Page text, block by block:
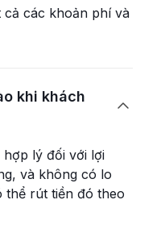
cả các khoản phí và
khi khách

lý đối với lợi
và không có lo
thể rút tiền đó theo